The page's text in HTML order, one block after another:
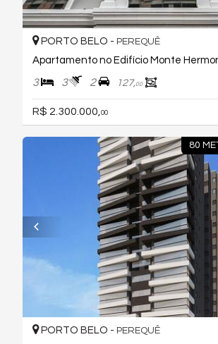
PORTO BELO - PEREQUÊ
Apartamento no Edifício Monte
3 3 2 127,00
R$ 2.300.000, 00
80
PORTO BELO - PEREQUÊ